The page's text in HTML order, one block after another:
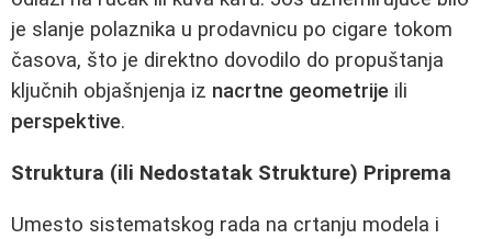
je slanje polaznika u prodavnicu po cigare tokom
časova, što je direktno dovodilo do propuštanja
ključnih objašnjenja iz nacrtne geometrije ili
perspektive.
Struktura (ili Nedostatak Strukture) Priprema
Umesto sistematskog rada na crtanju modela i